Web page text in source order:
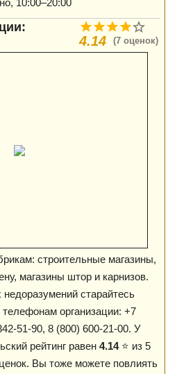
10:00–20:00
(7 оценок)
4.14
строительные магазины,
магазины штор и карнизов.
старайтесь
организации: +7
51-90, 8 (800) 600-21-00. У
рейтинг равен 4.14⭐️ из 5
Вы тоже можете повлиять